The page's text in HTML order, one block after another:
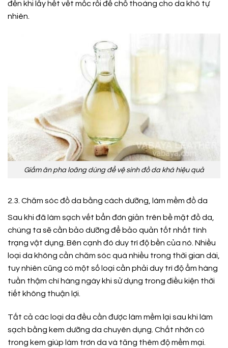
đến khi lấy hết vết mốc rồi để chỗ thoáng cho da khô tự
nhiên.
Giấm ăn pha loãng dùng để vệ sinh đồ da khá hiệu quả
2.3. Chăm sóc đồ da bằng cách dưỡng, làm mềm đồ da
Sau khi đã làm sạch vết bẩn đơn giản trên bề mặt đồ da,
chúng ta sẽ cần bảo dưỡng để bảo quản tốt nhất tình
trạng vật dụng. Bên cạnh đó duy trì độ bền của nó. Nhiều
loại da không cần chăm sóc quá nhiều trong thời gian dài,
tuy nhiên cũng có một số loại cần phải duy trì độ ẩm hàng
tuần thậm chí hàng ngày khi sử dụng trong điều kiện thời
tiết không thuận lợi.
Tất cả các loại da đều cần được làm mềm lại sau khi làm
sạch bằng kem dưỡng da chuyên dụng. Chất nhờn có
trong kem giúp làm trơn da và tăng thêm độ mềm mại.